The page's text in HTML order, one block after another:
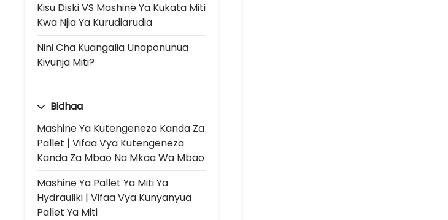
Kisu Diski VS Mashine Ya Kukata Miti
Kwa Njia Ya Kurudiarudia
Nini Cha Kuangalia Unaponunua
Kivunja Miti?
Bidhaa
Mashine Ya Kutengeneza Kanda Za
Pallet | Vifaa Vya Kutengeneza
Kanda Za Mbao Na Mkaa Wa Mbao
Mashine Ya Pallet Ya Miti Ya
Hydrauliki | Vifaa Vya Kunyanyua
Pallet Ya Miti